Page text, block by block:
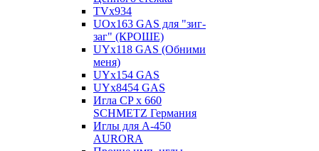
TVх934
UOx163 GAS для "зиг-
заг" (КРОШЕ)
UYx118 GAS (Обними
меня)
UYx154 GAS
UYx8454 GAS
Игла CP х 660
SCHMETZ Германия
Иглы для А-450
AURORA